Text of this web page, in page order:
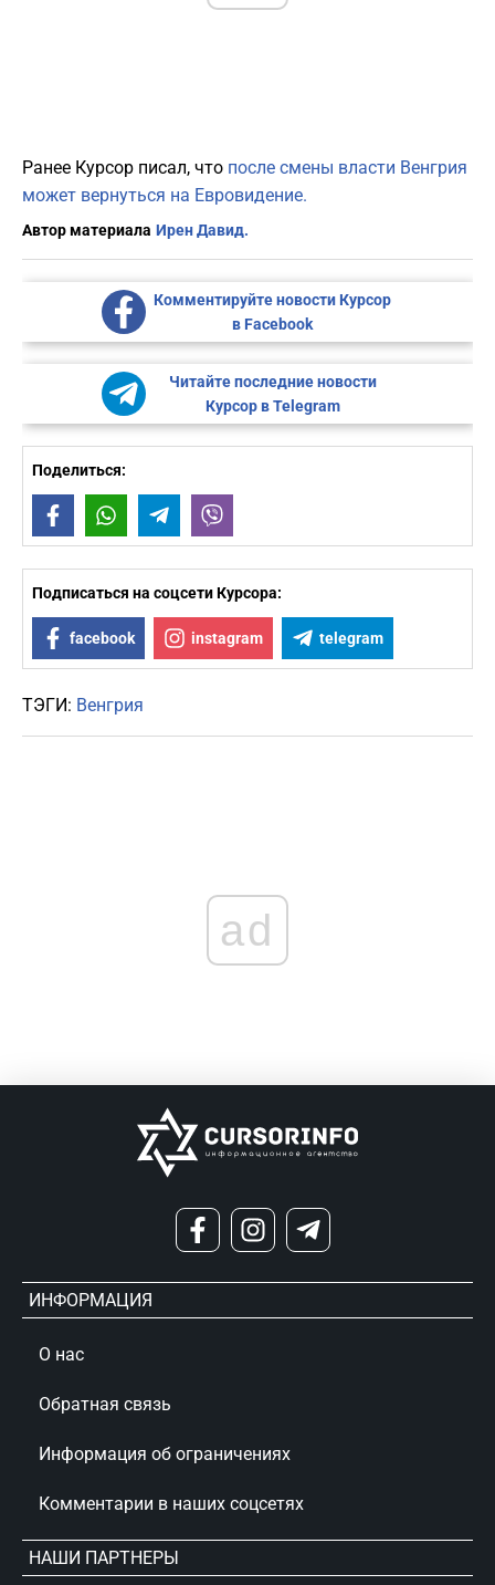
Ранее Курсор писал, что после смены власти Венгрия
может вернуться на Евровидение.
Автор материала Ирен Давид.
Комментируйте новости Курсор
в Facebook
Читайте последние новости
Курсор в Telegram
Поделиться:
FacebookWhatsAppTelegram
Подписаться на соцсети Курсора:
facebook instagram telegram
ТЭГИ: Венгрия
ad
ИНФОРМАЦИЯ
О нас
Обратная связь
Информация об ограничениях
Комментарии в наших соцсетях
НАШИ ПАРТНЕРЫ